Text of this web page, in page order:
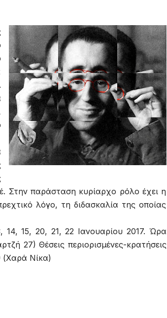
Στην παράσταση κυρίαρχο ρόλο έχει η
λόγο, τη διδασκαλία της οποίας
14, 15, 20, 21, 22 Ιανουαρίου 2017. Ώρα
27) Θέσεις περιορισμένες-κρατήσεις
(Χαρά Νίκα)